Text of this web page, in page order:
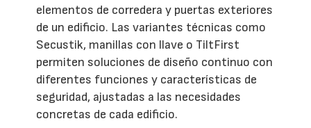
elementos de corredera y puertas exteriores
de un edificio. Las variantes técnicas como
Secustik, manillas con llave o TiltFirst
permiten soluciones de diseño continuo con
diferentes funciones y características de
seguridad, ajustadas a las necesidades
concretas de cada edificio.